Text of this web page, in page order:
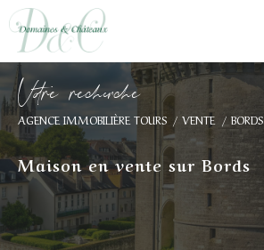
Vore recece
AGENCE IMMOBILIÈRE TOURS VENTE BORDS
Maison en vente sur Bords